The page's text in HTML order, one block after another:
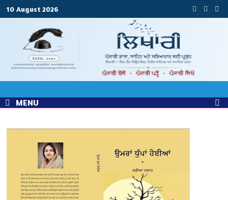
10 August 2026
MENU